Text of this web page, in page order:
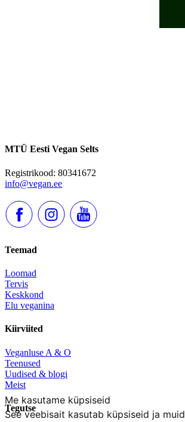
Me kasutame küpsiseid
See veebisait kasutab küpsiseid ja muid
MTÜ Eesti Vegan Selts
Registrikood: 80341672
info@vegan.ee
Teemad
Loomad
Tervis
Keskkond
Elu veganina
Kiirviited
Veganluse A & O
Teenused
Uudised & blogi
Meist
Tegutse